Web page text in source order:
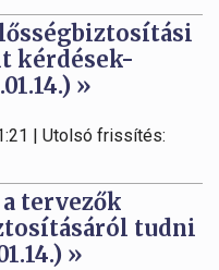
kérdések-
»
| Utolsó frissítés:
tervezők
tudni
»